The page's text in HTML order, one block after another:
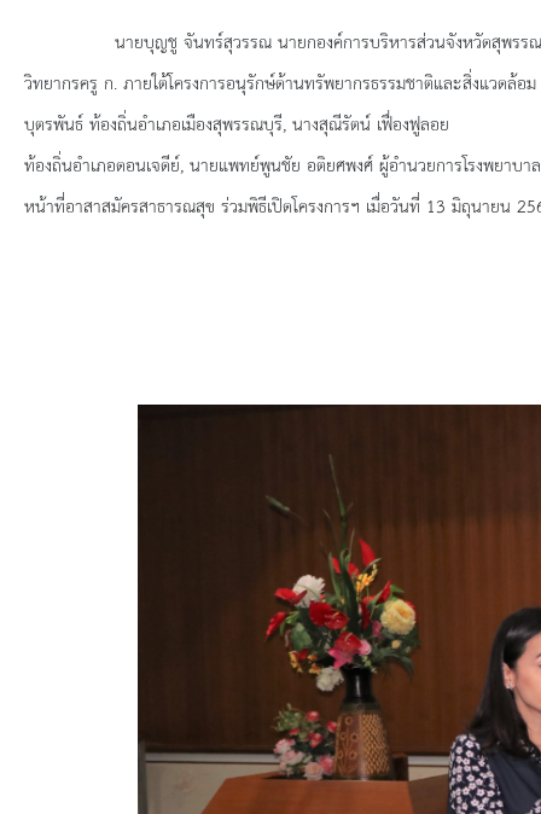
ประวัตินายก
รายการ อบจ.สัมพันธ์
กิจกรรม
รายงานผู้ใช้บริการกล้อง CCTV
นโยบายคุ้มครองข้อมูลส่วนบุคคล
มาตรฐานกำหนดตำแหน่ง
VDO Present
นายบุญชู จันทร์สุวรรณ นายกองค์การบริหารส่วนจังหวัดสุพรรณบุ
วิทยากรครู ก.ภายใต้โครงการอนุรักษ์ด้านทรัพยากรธรรมชาติและสิ่งแวดล้อม
บุตรพันธ์ ท้องถิ่นอำเภอเมืองสุพรรณบุรี, นางสุณีรัตน์ เฟื่องฟูลอย
ท้องถิ่นอำเภอดอนเจดีย์, นายแพทย์พูนชัย อติยศพงศ์ ผู้อำนวยการโรงพยาบ
หน้าที่อาสาสมัครสาธารณสุข ร่วมพิธีเปิดโครงการฯ เมื่อวันที่ 13 มิถุนายน